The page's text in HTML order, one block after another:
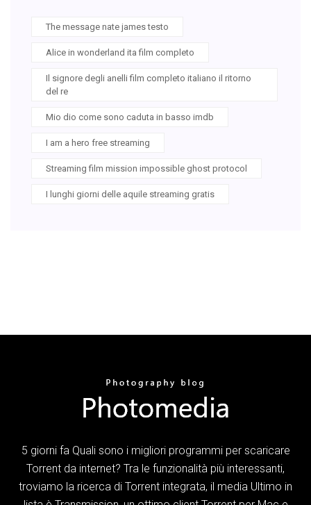
The message nate james testo
Alice in wonderland ita film completo
Il signore degli anelli film completo italiano il ritorno
del re
Mio dio come sono caduta in basso imdb
I am a hero free streaming
Streaming film mission impossible ghost protocol
I lunghi giorni delle aquile streaming gratis
5 giorni fa Quali sono i migliori programmi per scaricare
Torrent da internet? Tra le funzionalità più interessanti,
troviamo la ricerca di Torrent integrata, il media Ultimo in